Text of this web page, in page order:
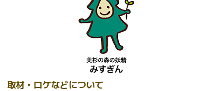
取材・ロケなどについて